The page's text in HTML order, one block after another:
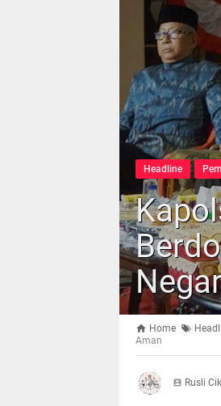
Headline
Home
Aman
Rusli